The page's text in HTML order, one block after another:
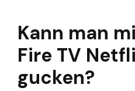
Kann man
Fire TV
gucken?